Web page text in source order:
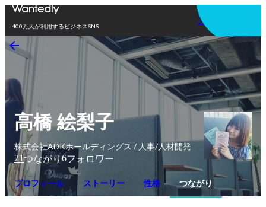
400万人が利用するビジネスSNS
アプリを使う
高橋 絵梨子
株式会社ADKホールディングス / 人事/人材開発
21つながり6フォロワー
プロフィール ストーリー 性格 つながり